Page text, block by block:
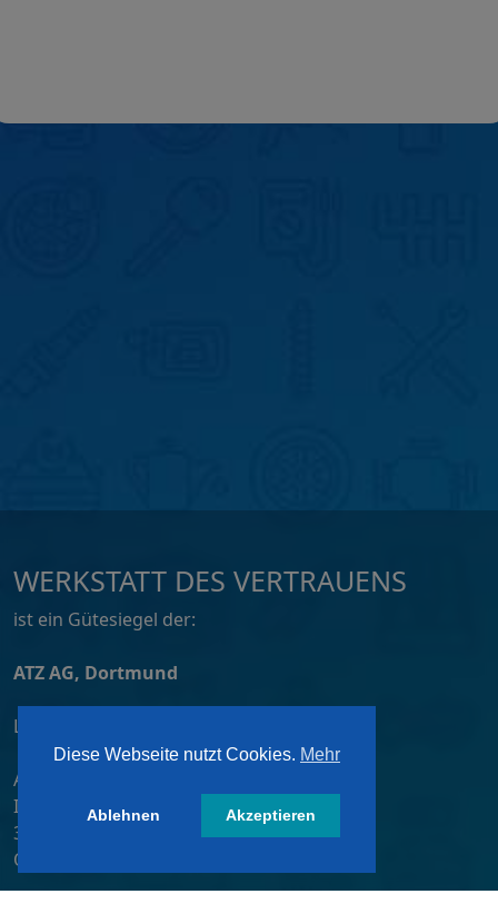
WERKSTATT DES VERTRAUENS
ist ein Gütesiegel der:
ATZ AG, Dortmund
Lizensiert von:
A&W-Verlag GmbH
Inkustraße 1-7 / Stiege 4 / 2. OG
3400 Klosterneuburg
Österreich/ Austria
Diese Webseite nutzt Cookies. Mehr
Ablehnen Akzeptieren